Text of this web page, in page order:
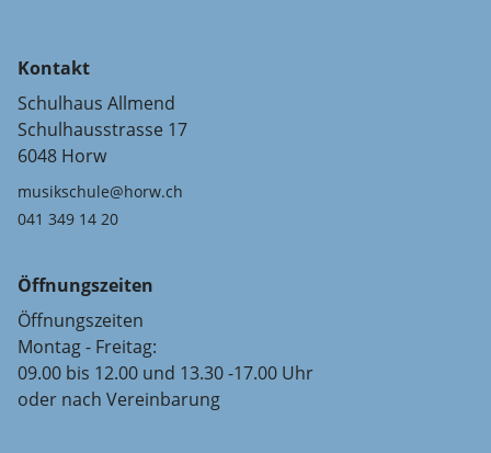
Kontakt
Schulhaus Allmend
Schulhausstrasse 17
6048 Horw
musikschule@horw.ch
041 349 14 20
Öffnungszeiten
Öffnungszeiten
Montag - Freitag:
09.00 bis 12.00 und 13.30 -17.00 Uhr
oder nach Vereinbarung